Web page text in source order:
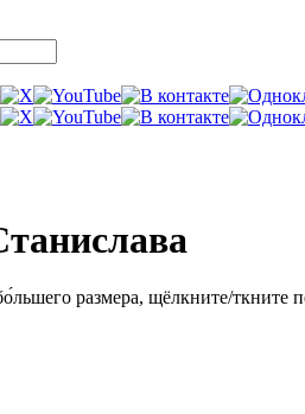
размера, щёлкните/ткните